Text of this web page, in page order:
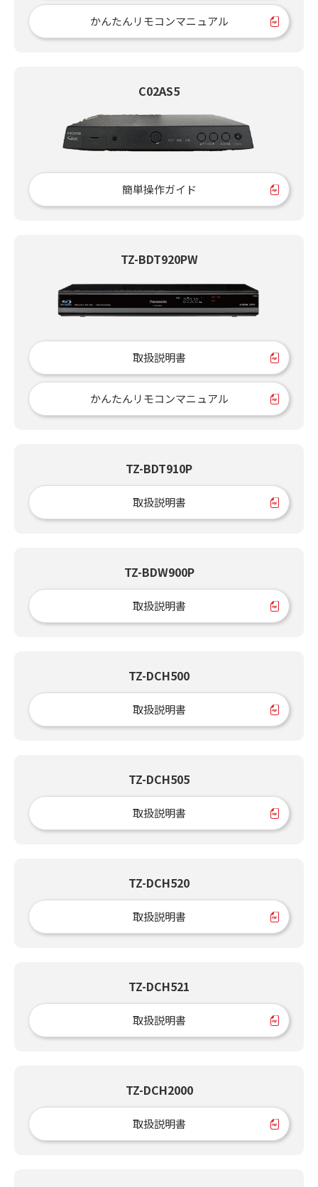
かんたんリモコンマニュアル
C02AS5
簡単操作ガイド
TZ-BDT920PW
取扱説明書
かんたんリモコンマニュアル
TZ-BDT910P
取扱説明書
TZ-BDW900P
取扱説明書
TZ-DCH500
取扱説明書
TZ-DCH505
取扱説明書
TZ-DCH520
取扱説明書
TZ-DCH521
取扱説明書
TZ-DCH2000
取扱説明書